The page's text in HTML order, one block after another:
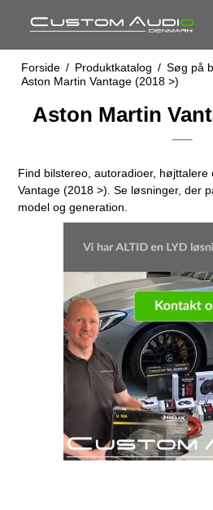
Forside / Produktkatalog / Søg på
Aston Martin Vantage (2018 >)
Aston Martin
Find bilstereo, autoradioer, højttalere
Vantage (2018 >). Se løsninger, der
model og generation.